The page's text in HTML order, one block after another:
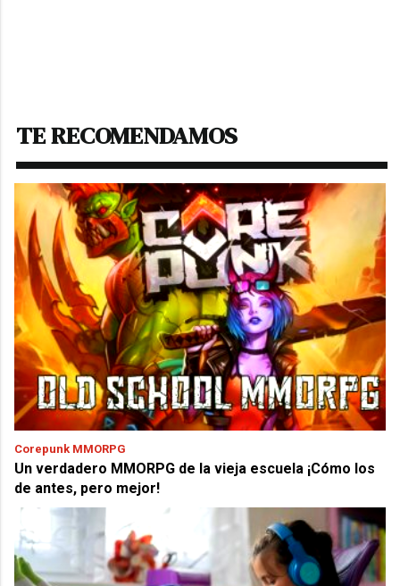
TE RECOMENDAMOS
Corepunk MMORPG
Un verdadero MMORPG de la vieja escuela ¡Cómo los
de antes, pero mejor!